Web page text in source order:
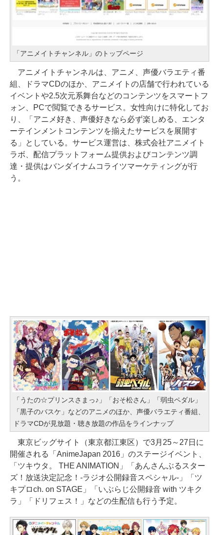
「アニメイトチャンネル」のトップページ
アニメイトチャンネルは、アニメ、声優バラエティ番
組、ドラマCDのほか、アニメイトの店舗で行われている
イベントや2.5次元系舞台などのコンテンツをスマートフ
ォン、PCで閲覧できるサービス。女性向けに特化してお
り、「アニメ好き、声優好きなら必ず楽しめる、エンタ
ーテインメントコンテンツを揃えたサービスを展開す
る」としている。サービス運営は、株式会社アニメイト
ラボ、配信プラットフォーム提供およびコンテンツ調
達・提供はバンダイナムコライツマーケティングが行
う。
「うたの☆プリンスさまっ♪」「おそ松さん」「弱虫ペダル」
「黒子のバスケ」などのアニメのほか、声優バラエティ番組、
ドラマCDが見放題・聴き放題の作品をラインナップ
東京ビッグサイト（東京都江東区）で3月25～27日に
開催される「AnimeJapan 2016」のステージイベント、
「ツキウタ。 THE ANIMATION」「あんさんぶるスター
ズ！放送決定記念！-ラジオ公開録音スペシャル-」「ツ
キプロch. on STAGE」「いぶらじ公開録音 with ツキク
ラ」「ドリフェス！」などの生配信も行う予定。